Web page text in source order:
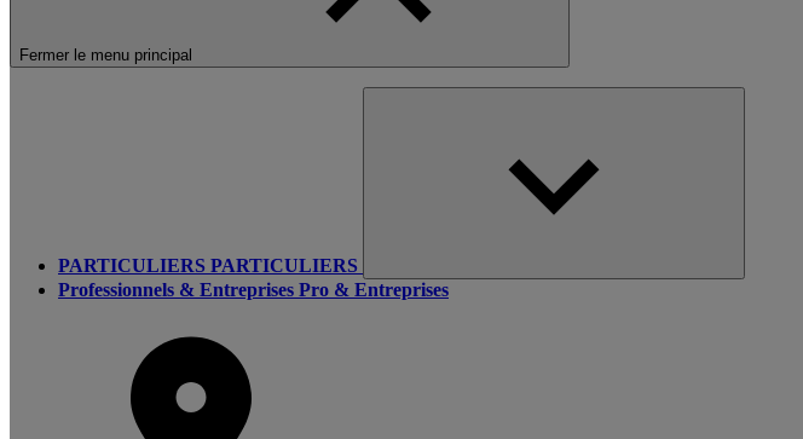
Fermer le menu principal
PARTICULIERS PARTICULIERS
Professionnels & Entreprises Pro & Entreprises